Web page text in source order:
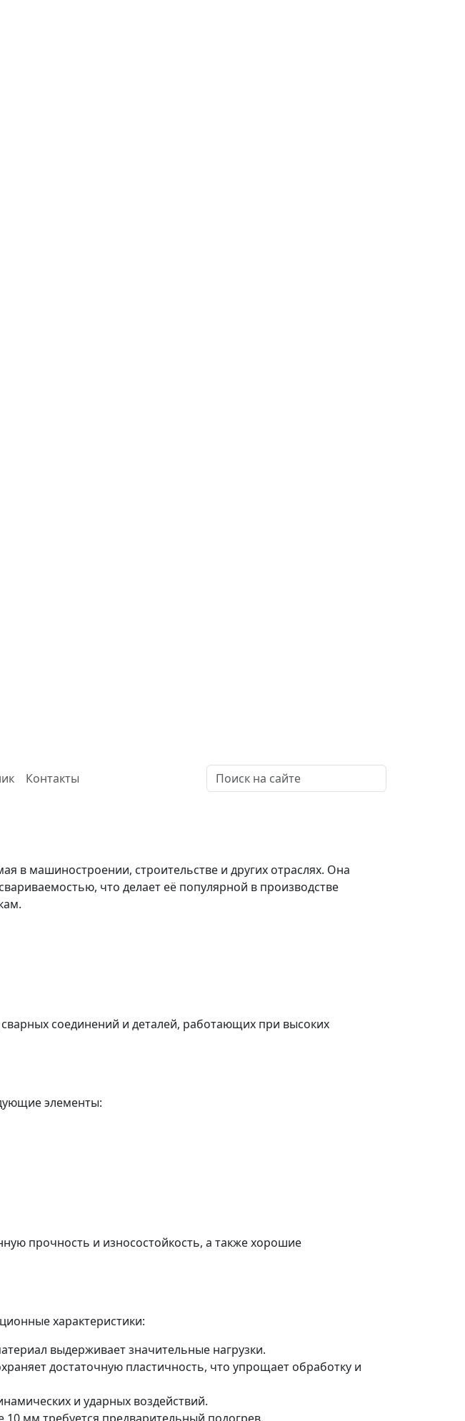
Контакты
в машиностроении, строительстве и других отраслях. Она
что делает её популярной в производстве
соединений и деталей, работающих при высоких
элементы:
прочность и износостойкость, а также хорошие
характеристики:
выдерживает значительные нагрузки.
достаточную пластичность, что упрощает обработку и
и ударных воздействий.